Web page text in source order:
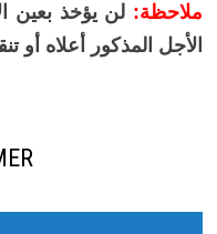
ملاحظة: لن يؤخذ بعين
الأجل المذكور أعلاه أو